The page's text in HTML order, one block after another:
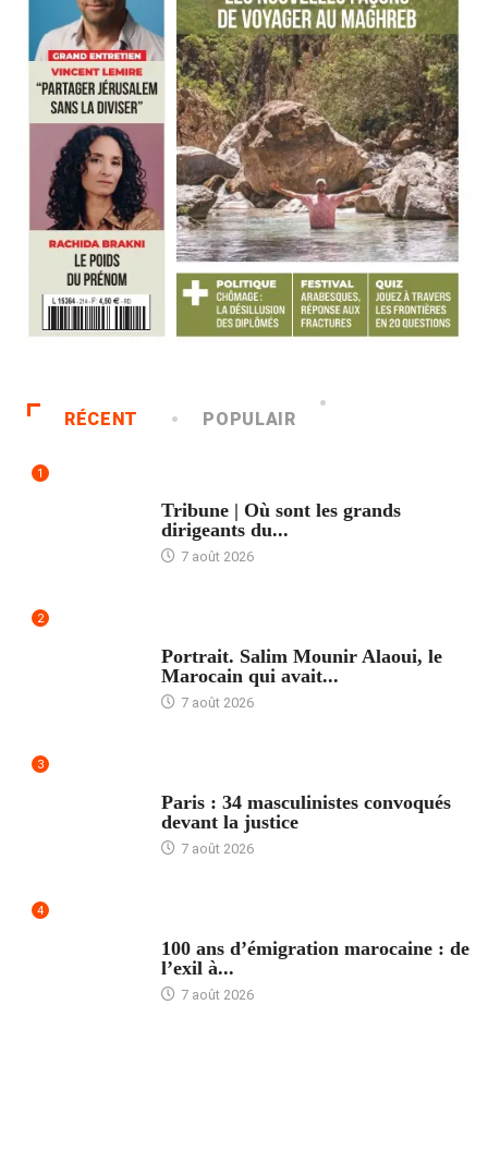
RÉCENT POPULAIR
1
Tribune | Où sont les grands
dirigeants du...
7 août 2026
2
Portrait. Salim Mounir Alaoui, le
Marocain qui avait...
7 août 2026
3
Paris : 34 masculinistes convoqués
devant la justice
7 août 2026
4
100 ans d’émigration marocaine : de
l’exil à...
7 août 2026